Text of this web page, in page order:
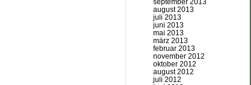
september 2013
august 2013
juli 2013
juni 2013
mai 2013
märz 2013
februar 2013
november 2012
oktober 2012
august 2012
juli 2012